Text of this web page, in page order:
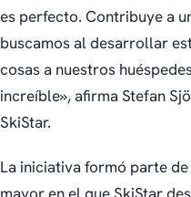
es perfecto. Contribuye a
buscamos al desarrollar
cosas a nuestros
increíble», afirma Stefan
SkiStar.
La iniciativa formó parte